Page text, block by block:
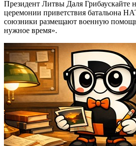
Президент Литвы Даля Грибаускайте
церемонии приветствия батальона
союзники размещают военную
нужное время».